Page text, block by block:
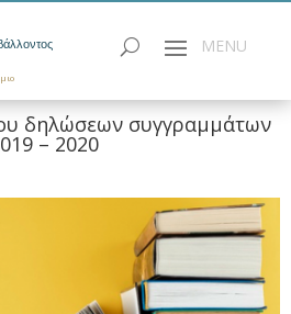
δηλώσεων συγγραμμάτων
– 2020